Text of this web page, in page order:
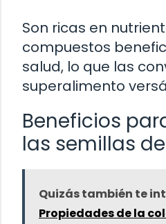
Son ricas en
compuestos
salud, lo que las
superalimento
Beneficios
las semillas
Quizás también te
Propiedades de la